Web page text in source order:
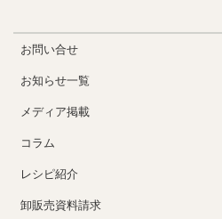
お問い合せ
お知らせ一覧
メディア掲載
コラム
レシピ紹介
卸販売資料請求